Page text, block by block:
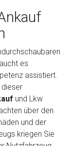
es
assistiert.
dieser
und Lkw
über den
und der
kriegen Sie